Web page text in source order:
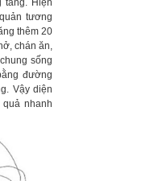
tương
thêm 20
chán ăn,
sống
đường
Vậy diện
nhanh